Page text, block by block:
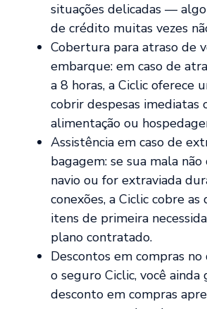
situações delicadas —
de crédito muitas vezes
Cobertura para atraso de
embarque: em caso de
a 8 horas, a Ciclic oferece
cobrir despesas imediatas
alimentação ou
Assistência em caso de
bagagem: se sua mala não
navio ou for extraviada
conexões, a Ciclic cobre as
itens de primeira
plano contratado.
Descontos em compras
o seguro Ciclic, você ainda
desconto em compras